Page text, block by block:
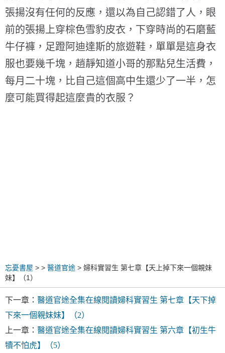
張揚沒有任何的反應，還以為自己認錯了人，眼
前的張揚上穿棕色雪豹皮衣，下穿時尚的石磨藍
牛仔褲，足蹬阿迪達斯的旅遊鞋，單單是這身衣
服也要幾千塊，趙靜知道小哥的那點兒生活費，
每月二十塊，比自己這個高中生還少了一半，怎
麼可能買得起這麼貴的衣服？
忘憂書屋 > > 醫道官途 > 婦科實習生 第七章【天上掉下來一個親妹
妹】（1）
下一章： 醫道官途全集在線閱讀婦科實習生 第七章【天下掉
下來一個親妹妹】（2）
上一章： 醫道官途全集在線閱讀婦科實習生 第六章【初生牛
犢不怕虎】（5）